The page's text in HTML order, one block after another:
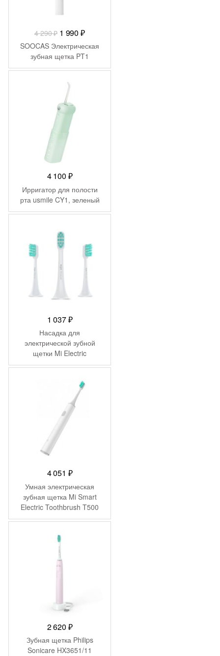
4 290₽ Первоначальная
цена
составляла
4
290 ₽.
1 990 ₽Текущая
цена:
1
990 ₽.
SOOCAS Электрическая
зубная щетка PT1
4 100 ₽
Ирригатор для полости
рта usmile CY1, зеленый
1 037₽
Насадка для
электрической зубной
щетки Mi Electric
Toothbrush Head (3-pack,
DDYST01SKS
(NUN4010GL)
4 051 ₽
Умная электрическая
зубная щетка Mi Smart
Electric Toothbrush T500
2 620 ₽
Зубная щетка Philips
Sonicare HX3651/11